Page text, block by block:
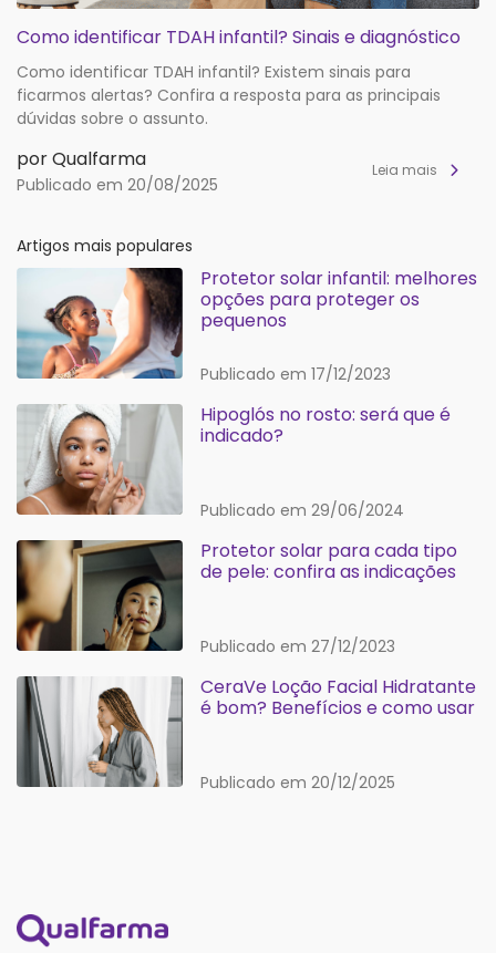
Como identificar TDAH infantil? Sinais e diagnóstico
Como identificar TDAH infantil? Existem sinais para
ficarmos alertas? Confira a resposta para as principais
dúvidas sobre o assunto.
por Qualfarma
Publicado em 20/08/2025
Leia mais
Artigos mais populares
Protetor solar infantil: melhores
opções para proteger os
pequenos
Publicado em 17/12/2023
Hipoglós no rosto: será que é
indicado?
Publicado em 29/06/2024
Protetor solar para cada tipo
de pele: confira as indicações
Publicado em 27/12/2023
CeraVe Loção Facial Hidratante
é bom? Benefícios e como usar
Publicado em 20/12/2025